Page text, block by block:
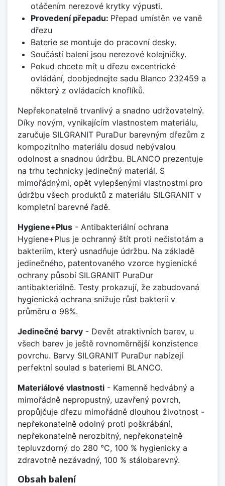
otáčením nerezové krytky výpusti.
Provedení přepadu: Přepad umístěn ve vaně
dřezu
Baterie se montuje do pracovní desky.
Součástí balení jsou nerezové kolejničky.
Pokud chcete mít u dřezu excentrické
ovládání, doobjednejte sadu Blanco 232459 a
některý z ovládacích knoflíků.
Nepřekonatelně trvanlivý a snadno udržovatelný.
Díky novým, vynikajícím vlastnostem materiálu,
zaručuje SILGRANIT PuraDur barevným dřezům z
kompozitního materiálu dosud nebývalou
odolnost a snadnou údržbu. BLANCO prezentuje
na trhu technicky jedinečný materiál. S
mimořádnými, opět vylepšenými vlastnostmi pro
údržbu všech produktů z materiálu SILGRANIT v
kompletní barevné řadě.
Hygiene+Plus - Antibakteriální ochrana
Hygiene+Plus je ochranný štít proti nečistotám a
bakteriím, který usnadňuje údržbu. Na základě
jedinečného, patentovaného vzorce hygienické
ochrany působí SILGRANIT PuraDur
antibakteriálně. Testy prokazují, že zabudovaná
hygienická ochrana snižuje růst bakterií v
průměru o 98%.
Jedinečné barvy - Devět atraktivních barev, u
všech barev je ještě rovnoměrnější konzistence
povrchu. Barvy SILGRANIT PuraDur nabízejí
perfektní soulad s bateriemi BLANCO.
Materiálové vlastnosti - Kamenně hedvábný a
mimořádně nepropustný, uzavřený povrch,
propůjčuje dřezu mimořádně dlouhou životnost -
nepřekonatelně odolný proti poškrábání,
nepřekonatelně nerozbitný, nepřekonatelně
tepluvzdorný do 280 °C, 100 % hygienicky a
zdravotně nezávadný, 100 % stálobarevný.
Obsah balení